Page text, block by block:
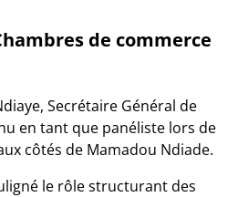
de commerce
, Secrétaire Général de
en tant que panéliste lors de
côtés de Mamadou Ndiade.
le rôle structurant des